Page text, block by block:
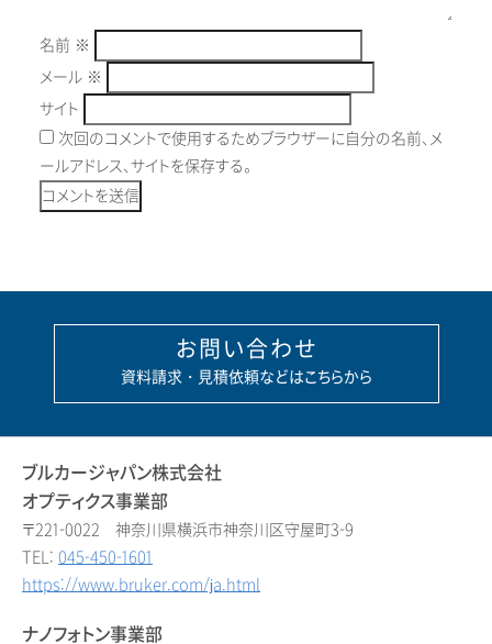
名前 ※
メール ※
サイト
次回のコメントで使用するためブラウザーに自分の名前、メ
ールアドレス、サイトを保存する。
お問い合わせ
資料請求・見積依頼などはこちらから
ブルカージャパン株式会社
オプティクス事業部
〒221-0022 神奈川県横浜市神奈川区守屋町3-9
TEL: 045-450-1601
https://www.bruker.com/ja.html
ナノフォトン事業部